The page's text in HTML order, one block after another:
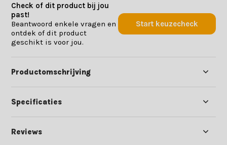
Check of dit product bij jou
past!
Beantwoord enkele vragen en
ontdek of dit product
geschikt is voor jou.
Start keuzecheck
Productomschrijving
Specificaties
Reviews